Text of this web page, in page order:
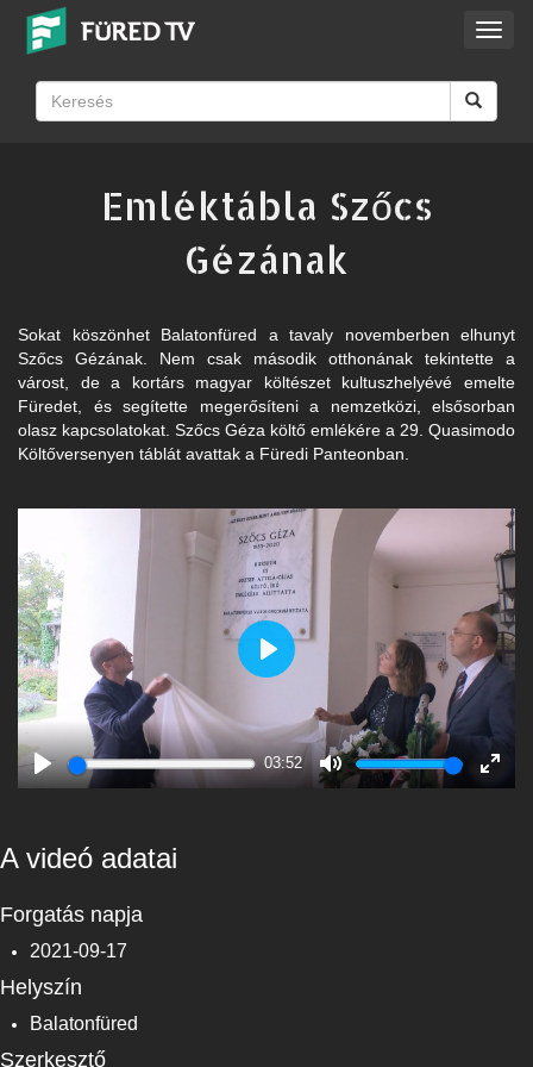
Emléktábla Szőcs
Gézának
Sokat köszönhet Balatonfüred a tavaly novemberben elhunyt
Szőcs Gézának. Nem csak második otthonának tekintette a
várost, de a kortárs magyar költészet kultuszhelyévé emelte
Füredet, és segítette megerősíteni a nemzetközi, elsősorban
olasz kapcsolatokat. Szőcs Géza költő emlékére a 29. Quasimodo
Költőversenyen táblát avattak a Füredi Panteonban.
Play
03:52
Mute
Enter
Play
A videó adatai
Forgatás napja
2021-09-17
Helyszín
Balatonfüred
Szerkesztő